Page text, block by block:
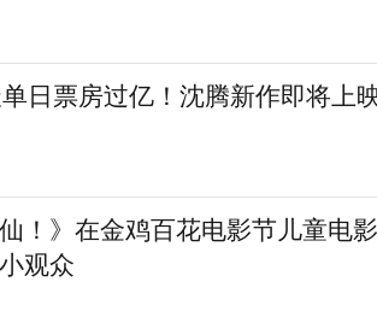
日票房过亿！沈腾新作即将上
！》在金鸡百花电影节儿童电
观众